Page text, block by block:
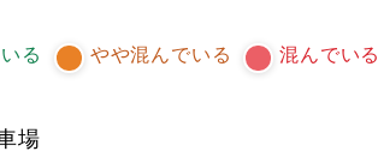
る
やや混んでいる 混んでいる
場